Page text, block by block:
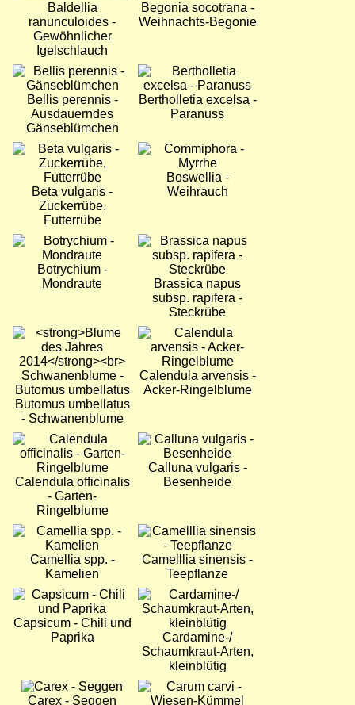
Baldellia
ranunculoides -
Gewöhnlicher
Igelschlauch
Begonia socotrana -
Weihnachts-Begonie
Bild
Bellis perennis -
Ausdauerndes
Gänseblümchen
Bild
Bertholletia excelsa -
Paranuss
Bild
Beta vulgaris -
Zuckerrübe,
Futterrübe
Bild
Boswellia -
Weihrauch
Bild
Botrychium -
Mondraute
Bild
Brassica napus
subsp. rapifera -
Steckrübe
Bild
Butomus umbellatus
- Schwanenblume
Bild
Calendula arvensis -
Acker-Ringelblume
Bild
Calendula officinalis
- Garten-
Ringelblume
Bild
Calluna vulgaris -
Besenheide
Bild
Camellia spp. -
Kamelien
Bild
Camelllia sinensis -
Teepflanze
Bild
Capsicum - Chili und
Paprika
Bild
Cardamine-/
Schaumkraut-Arten,
kleinblütig
Bild
Carex - Seggen
Bild